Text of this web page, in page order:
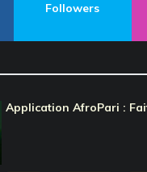
Followers
Application AfroPari :